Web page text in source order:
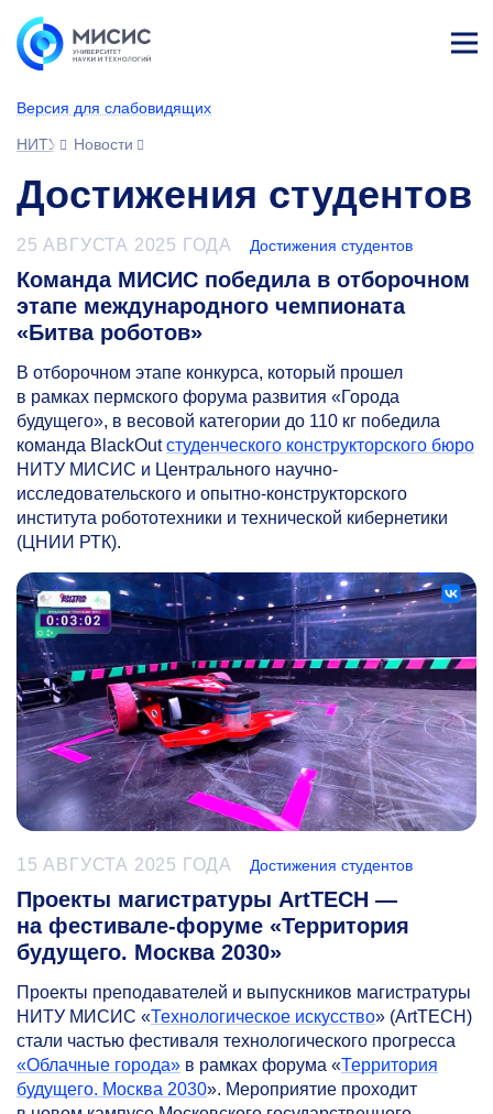
Версия для слабовидящих
НИТУ МИСИС
Новости
Достижения студентов
25 АВГУСТА 2025 ГОДА Достижения студентов
Команда МИСИС победила в отборочном
этапе международного чемпионата
«Битва роботов»
В отборочном этапе конкурса, который прошел
в рамках пермского форума развития «Города
будущего», в весовой категории до 110 кг победила
команда BlackOutстуденческого конструкторского бюро
НИТУ МИСИС и Центрального научно-
исследовательского и опытно-конструкторского
института робототехники и технической кибернетики
(ЦНИИ РТК).
15 АВГУСТА 2025 ГОДА Достижения студентов
Проекты магистратуры ArtTECH —
на фестивале-форуме «Территория
будущего. Москва 2030»
Проекты преподавателей и выпускников магистратуры
НИТУ МИСИС «Технологическое искусство» (ArtTECH)
стали частью фестиваля технологического прогресса
«Облачные города» в рамках форума «Территория
будущего. Москва 2030». Мероприятие проходит